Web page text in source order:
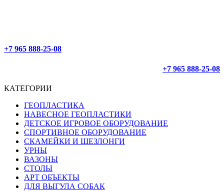
+7 965 888-25-08
+7 965 888-25-08
КАТЕГОРИИ
ГЕОПЛАСТИКА
НАВЕСНОЕ ГЕОПЛАСТИКИ
ДЕТСКОЕ ИГРОВОЕ ОБОРУДОВАНИЕ
СПОРТИВНОЕ ОБОРУДОВАНИЕ
СКАМЕЙКИ И ШЕЗЛОНГИ
УРНЫ
ВАЗОНЫ
СТОЛЫ
АРТ ОБЪЕКТЫ
ДЛЯ ВЫГУЛА СОБАК